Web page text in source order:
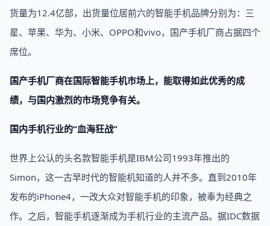
货量为12.4亿部，出货量位居前六的智能手机品牌分别为：三
星、苹果、华为、小米、OPPO和vivo，国产手机厂商占据四个
席位。
国产手机厂商在国际智能手机市场上，能取得如此优秀的成
绩，与国内激烈的市场竞争有关。
国内手机行业的“血海狂战”
世界上公认的头名款智能手机是IBM公司1993年推出的
Simon，这一古早时代的智能机知道的人并不多。直到2010年
发布的iPhone4，一改大众对智能手机的印象，被奉为经典之
作。之后，智能手机逐渐成为手机行业的主流产品。据IDC数据